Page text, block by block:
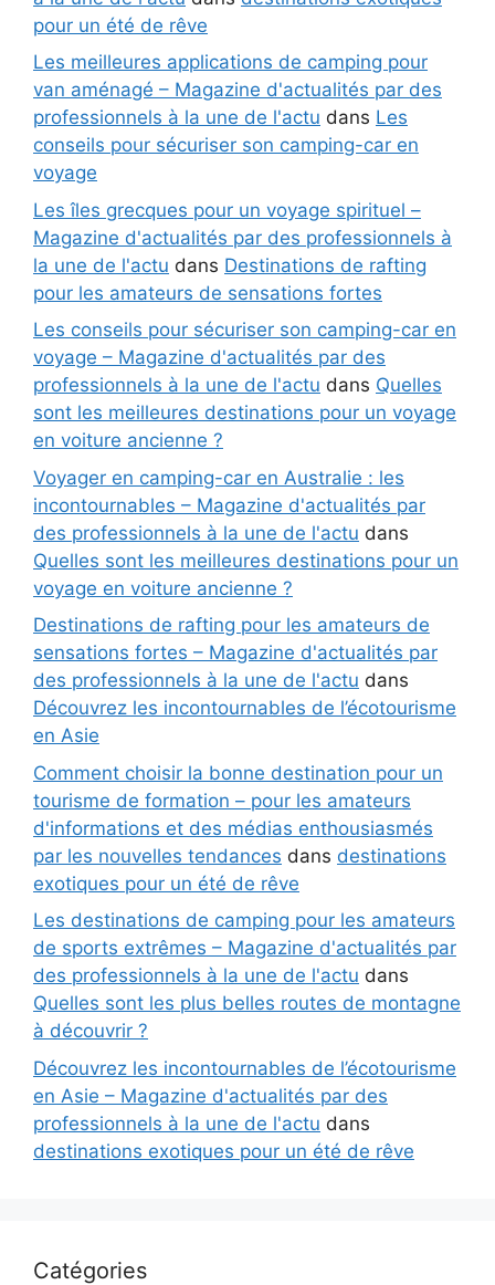
pour un été de rêve
Les meilleures applications de camping pour
van aménagé – Magazine d'actualités par des
professionnels à la une de l'actu dans Les
conseils pour sécuriser son camping-car en
voyage
Les îles grecques pour un voyage spirituel –
Magazine d'actualités par des professionnels à
la une de l'actu dans Destinations de rafting
pour les amateurs de sensations fortes
Les conseils pour sécuriser son camping-car en
voyage – Magazine d'actualités par des
professionnels à la une de l'actu dans Quelles
sont les meilleures destinations pour un voyage
en voiture ancienne ?
Voyager en camping-car en Australie : les
incontournables – Magazine d'actualités par
des professionnels à la une de l'actu dans
Quelles sont les meilleures destinations pour un
voyage en voiture ancienne ?
Destinations de rafting pour les amateurs de
sensations fortes – Magazine d'actualités par
des professionnels à la une de l'actu dans
Découvrez les incontournables de l’écotourisme
en Asie
Comment choisir la bonne destination pour un
tourisme de formation – pour les amateurs
d'informations et des médias enthousiasmés
par les nouvelles tendances dans destinations
exotiques pour un été de rêve
Les destinations de camping pour les amateurs
de sports extrêmes – Magazine d'actualités par
des professionnels à la une de l'actu dans
Quelles sont les plus belles routes de montagne
à découvrir ?
Découvrez les incontournables de l’écotourisme
en Asie – Magazine d'actualités par des
professionnels à la une de l'actu dans
destinations exotiques pour un été de rêve
Catégories